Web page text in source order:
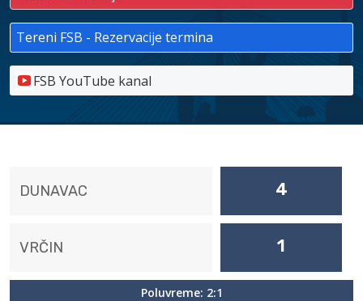
Tereni FSB - Rezervacije termina
FSB YouTube kanal
DUNAVAC 4
VRČIN 1
Poluvreme: 2:1